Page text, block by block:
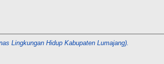
Lingkungan Hidup Kabupaten Lumajang).